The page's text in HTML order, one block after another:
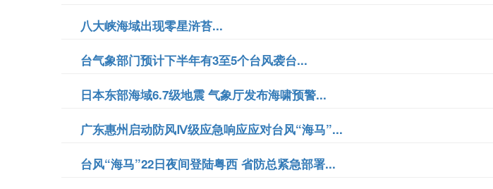
八大峡海域出现零星浒苔...
台气象部门预计下半年有3至5个台风袭台...
日本东部海域6.7级地震 气象厅发布海啸预警...
广东惠州启动防风Ⅳ级应急响应应对台风“海马”...
台风“海马”22日夜间登陆粤西 省防总紧急部署...